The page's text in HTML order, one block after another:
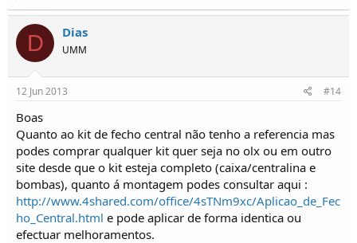
D Dias
UMM
12 Jun 2013 #14
Boas
Quanto ao kit de fecho central não tenho a referencia mas
podes comprar qualquer kit quer seja no olx ou em outro
site desde que o kit esteja completo (caixa/centralina e
bombas), quanto á montagem podes consultar aqui :
http://www.4shared.com/office/4sTNm9xc/Aplicao_de_Fec
ho_Central.html e pode aplicar de forma identica ou
efectuar melhoramentos.